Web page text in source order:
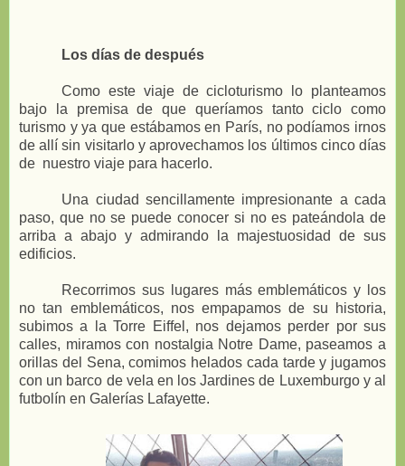
Los días de después
Como este viaje de cicloturismo lo planteamos
bajo la premisa de que queríamos tanto ciclo como
turismo y ya que estábamos en París, no podíamos irnos
de allí sin visitarlo y aprovechamos los últimos cinco días
de nuestro viaje para hacerlo.
Una ciudad sencillamente impresionante a cada
paso, que no se puede conocer si no es pateándola de
arriba a abajo y admirando la majestuosidad de sus
edificios.
Recorrimos sus lugares más emblemáticos y los
no tan emblemáticos, nos empapamos de su historia,
subimos a la Torre Eiffel, nos dejamos perder por sus
calles, miramos con nostalgia Notre Dame, paseamos a
orillas del Sena, comimos helados cada tarde y jugamos
con un barco de vela en los Jardines de Luxemburgo y al
futbolín en Galerías Lafayette.